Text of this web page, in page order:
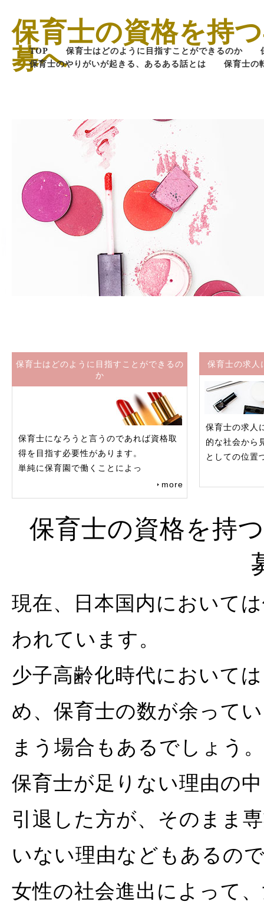
保育士の資格を持
募へ
TOP 保育士はどのように目指すことができるのか
保育士のやりがいが起きる、あるある話とは
保育士の
保育士はどのように目指すことができるの
か
保育士になろうと言うのであれば資格取
得を目指す必要性があります。
単純に保育園で働くことによっ
more
保育士の求人
保育士の求人
的な社会から
としての位置
保育士の資格を持
現在、日本国内において
われています。
少子高齢化時代において
め、保育士の数が余って
まう場合もあるでしょう。
保育士が足りない理由の
引退した方が、そのまま
いない理由などもあるの
女性の社会進出によって